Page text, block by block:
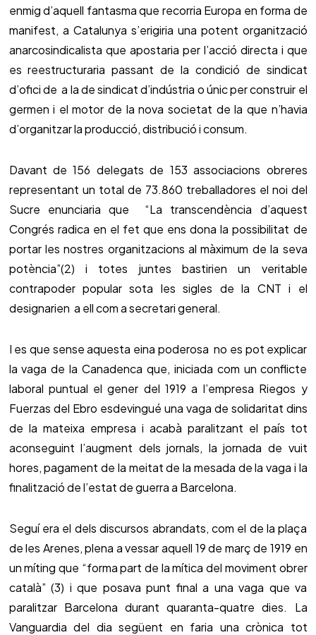
enmig d’aquell fantasma que recorria Europa en forma de
manifest, a Catalunya s’erigiria una potent organització
anarcosindicalista que apostaria per l’acció directa i que
es reestructuraria passant de la condició de sindicat
d’ofici de a la de sindicat d’indústria o únic per construir el
germen i el motor de la nova societat de la que n’havia
d’organitzar la producció, distribució i consum.
Davant de 156 delegats de 153 associacions obreres
representant un total de 73.860 treballadores el noi del
Sucre enunciaria que “La transcendència d’aquest
Congrés radica en el fet que ens dona la possibilitat de
portar les nostres organitzacions al màximum de la seva
potència”(2) i totes juntes bastirien un veritable
contrapoder popular sota les sigles de la CNT i el
designarien a ell com a secretari general.
I es que sense aquesta eina poderosa no es pot explicar
la vaga de la Canadenca que, iniciada com un conflicte
laboral puntual el gener del 1919 a l’empresa Riegos y
Fuerzas del Ebro esdevingué una vaga de solidaritat dins
de la mateixa empresa i acabà paralitzant el país tot
aconseguint l’augment dels jornals, la jornada de vuit
hores, pagament de la meitat de la mesada de la vaga i la
finalització de l’estat de guerra a Barcelona.
Seguí era el dels discursos abrandats, com el de la plaça
de les Arenes, plena a vessar aquell 19 de març de 1919 en
un míting que “forma part de la mítica del moviment obrer
català” (3) i que posava punt final a una vaga que va
paralitzar Barcelona durant quaranta-quatre dies. La
Vanguardia del dia següent en faria una crònica tot